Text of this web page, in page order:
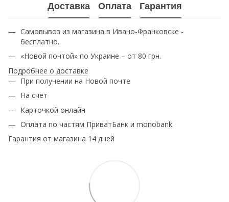
Доставка Оплата Гарантия
Самовывоз из магазина в Ивано-Франковске -
бесплатно.
«Новой почтой» по Украине – от 80 грн.
Подробнее о доставке
При получении на Новой почте
На счет
Карточкой онлайн
Оплата по частям ПриватБанк и monobank
Гарантия от магазина 14 дней